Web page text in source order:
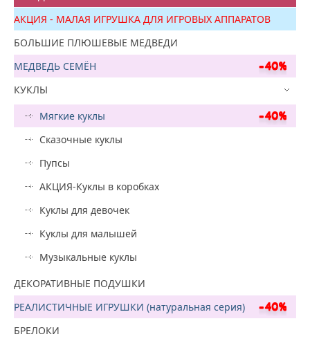
АКЦИЯ - МАЛАЯ ИГРУШКА ДЛЯ ИГРОВЫХ АППАРАТОВ
БОЛЬШИЕ ПЛЮШЕВЫЕ МЕДВЕДИ
МЕДВЕДЬ СЕМЁН
КУКЛЫ
Мягкие куклы
Сказочные куклы
Пупсы
АКЦИЯ-Куклы в коробках
Куклы для девочек
Куклы для малышей
Музыкальные куклы
ДЕКОРАТИВНЫЕ ПОДУШКИ
РЕАЛИСТИЧНЫЕ ИГРУШКИ (натуральная серия)
БРЕЛОКИ